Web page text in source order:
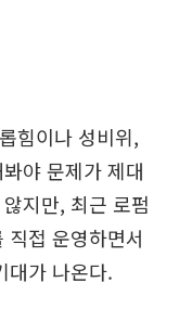
힘이나 성비위,
야 문제가 제대
지만, 최근 로펌
접 운영하면서
대가 나온다.